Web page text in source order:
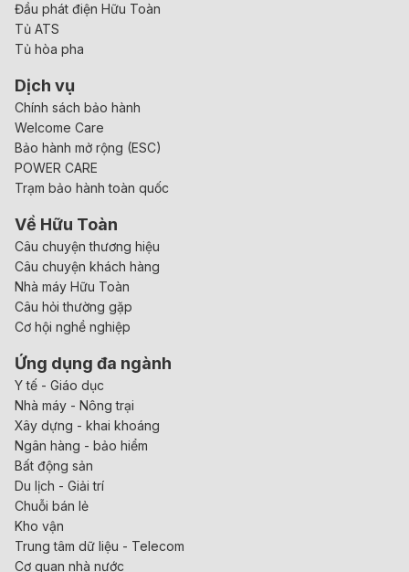
Đầu phát điện Hữu Toàn
Tủ ATS
Tủ hòa pha
Dịch vụ
Chính sách bảo hành
Welcome Care
Bảo hành mở rộng (ESC)
POWER CARE
Trạm bảo hành toàn quốc
Về Hữu Toàn
Câu chuyện thương hiệu
Câu chuyện khách hàng
Nhà máy Hữu Toàn
Câu hỏi thường gặp
Cơ hội nghề nghiệp
Ứng dụng đa ngành
Y tế - Giáo dục
Nhà máy - Nông trại
Xây dựng - khai khoáng
Ngân hàng - bảo hiểm
Bất động sản
Du lịch - Giải trí
Chuỗi bán lẻ
Kho vận
Trung tâm dữ liệu - Telecom
Cơ quan nhà nước